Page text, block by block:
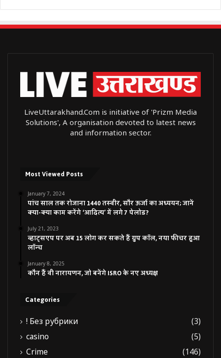
LiveUttarakhand.Com is initiative of 'Prizm Media
Solutions', A organisation devoted to latest news
and information sector.
Most Viewed Posts
January 7, 2024
पांच साल तक रोजाना 1440 तस्वीर, सौर ऊर्जा का अध्ययन; जानें
क्या-क्या काम करेंगे ‘आदित्य’ में लगे 7 पेलोड?
July 21, 2023
व्हाट्सएप पर अब 15 लोग कर सकते हैं ग्रुप कॉल, नया फीचर हुआ
लॉन्च
January 8, 2025
कौन हैं वी नारायणन, जो बनेंगे ISRO के नए अध्यक्ष
Categories
! Без рубрики
(3)
casino
(5)
Crime
(146)